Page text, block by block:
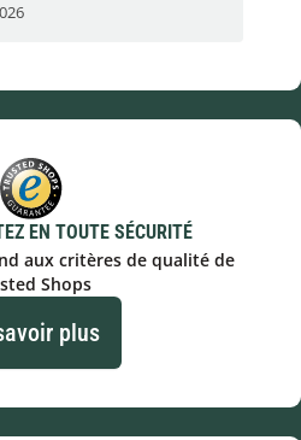
EN TOUTE SÉCURITÉ
aux critères de qualité de
Shops
plus